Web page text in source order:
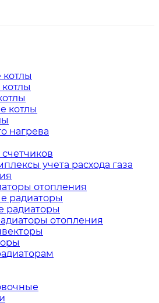
котлы
нагрева
учета расхода газа
отопления
радиаторы
радиаторы
отопления